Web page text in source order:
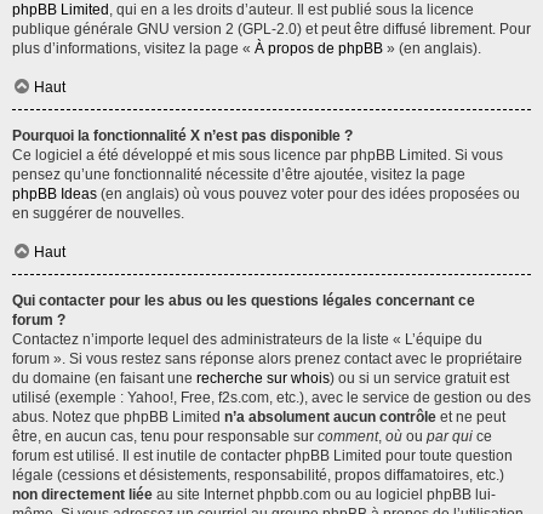
phpBB Limited , qui en a les droits d’auteur. Il est publié sous la licence
publique générale GNU version 2 (GPL-2.0) et peut être diffusé librement. Pour
plus d’informations, visitez la page « À propos de phpBB » (en anglais).
Haut
Pourquoi la fonctionnalité X n’est pas disponible ?
Ce logiciel a été développé et mis sous licence par phpBB Limited. Si vous
pensez qu’une fonctionnalité nécessite d’être ajoutée, visitez la page
phpBB Ideas (en anglais) où vous pouvez voter pour des idées proposées ou
en suggérer de nouvelles.
Haut
Qui contacter pour les abus ou les questions légales concernant ce
forum ?
Contactez n’importe lequel des administrateurs de la liste « L’équipe du
forum ». Si vous restez sans réponse alors prenez contact avec le propriétaire
du domaine (en faisant une recherche sur whois) ou si un service gratuit est
utilisé (exemple : Yahoo!, Free, f2s.com, etc.), avec le service de gestion ou des
abus. Notez que phpBB Limited n’a absolument aucun contrôle et ne peut
être, en aucun cas, tenu pour responsable sur comment, où ou par qui ce
forum est utilisé. Il est inutile de contacter phpBB Limited pour toute question
légale (cessions et désistements, responsabilité, propos diffamatoires, etc.)
non directement liée au site Internet phpbb.com ou au logiciel phpBB lui-